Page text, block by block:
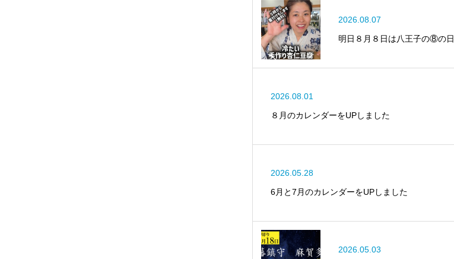
2026.08.07
明日８月８日は八王子の⑧の日
2026.08.01
８月のカレンダーをUPしました
2026.05.28
6月と7月のカレンダーをUPしました
2026.05.03